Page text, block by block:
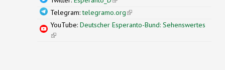
Telegram:telegramo.org(link is external)
YouTube: Deutscher Esperanto-Bund: Sehenswertes
(link is external)